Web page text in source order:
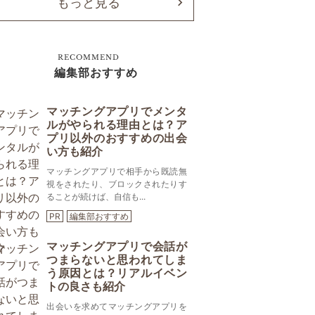
RECOMMEND
編集部おすすめ
マッチングアプリでメンタ
ルがやられる理由とは？ア
プリ以外のおすすめの出会
い方も紹介
マッチングアプリで相手から既読無
視をされたり、ブロックされたりす
ることが続けば、自信も...
PR
編集部おすすめ
マッチングアプリで会話が
つまらないと思われてしま
う原因とは？リアルイベン
トの良さも紹介
出会いを求めてマッチングアプリを